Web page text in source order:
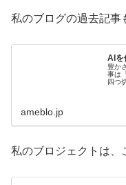
私のブログの過去記事
AIを
豊か
事は
四つ
ameblo.jp
私のブロジェクトは、